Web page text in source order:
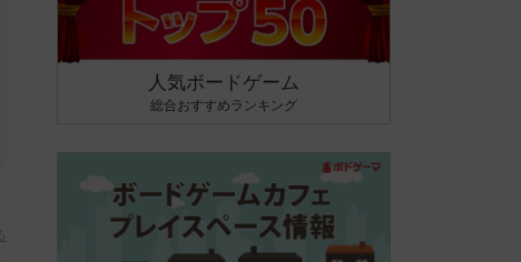
人気ボードゲーム
総合おすすめランキング